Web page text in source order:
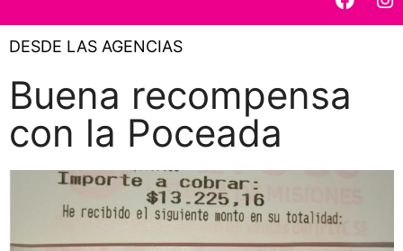
DESDE LAS AGENCIAS
Buena recompensa
con la Poceada